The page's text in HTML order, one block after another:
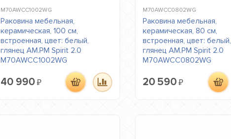
M70AWCC1002WG
Раковина мебельная,
керамическая, 100 см,
встроенная, цвет: белый,
глянец AM.PM Spirit 2.0
M70AWCC1002WG
40 990₽
M70AWCC0802WG
Раковина мебельная,
керамическая, 80 см,
встроенная, цвет: белый,
глянец AM.PM Spirit 2.0
M70AWCC0802WG
20 590 ₽